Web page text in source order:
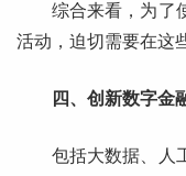
综合来看，为了
活动，迫切需要在这
四、创新数字金
包括大数据、人